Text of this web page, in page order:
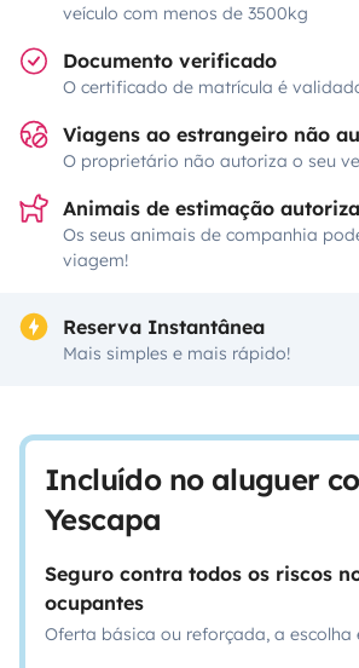
veículo com menos de 3500kg
Documento verificado
O certificado de matrícula é
Viagens ao estrangeiro não
O proprietário não autoriza o seu
Animais de estimação
Os seus animais de companhia
viagem!
Reserva Instantânea
Mais simples e mais rápido!
Incluído no aluguer
Yescapa
Seguro contra todos os riscos
ocupantes
Oferta básica ou reforçada, a escolha